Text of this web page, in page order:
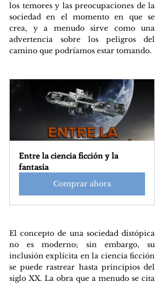
los temores y las preocupaciones de la
sociedad en el momento en que se
crea, y a menudo sirve como una
advertencia sobre los peligros del
camino que podríamos estar tomando.
Entre la ciencia ficción y la
fantasía
Comprar ahora
El concepto de una sociedad distópica
no es moderno; sin embargo, su
inclusión explícita en la ciencia ficción
se puede rastrear hasta principios del
siglo XX. La obra que a menudo se cita